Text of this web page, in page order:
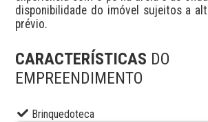
disponibilidade do imóvel sujeitos a
prévio.
CARACTERÍSTICAS DO
EMPREENDIMENTO
Brinquedoteca